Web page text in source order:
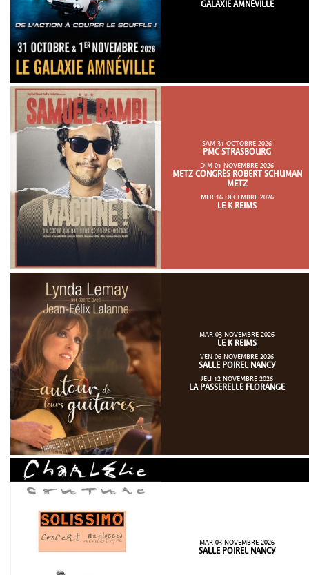
GALAXIE AMNÉVILLE
SAM 31 OCTOBRE 2026
PMC STRASBOURG
DIM 01 NOVEMBRE 2026
METZ CONGRÈS ROBERT SCHUMAN
METZ
MER 16 DÉCEMBRE 2026
LE K REIMS
MAR 03 NOVEMBRE 2026
LE K REIMS
VEN 06 NOVEMBRE 2026
SALLE POIREL NANCY
JEU 12 NOVEMBRE 2026
LA PASSERELLE FLORANGE
MAR 03 NOVEMBRE 2026
SALLE POIREL NANCY